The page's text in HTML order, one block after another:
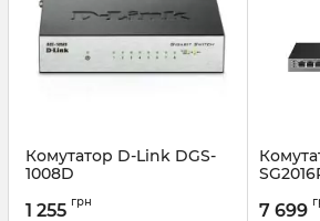
Комутатор D-Link DGS-
1008D
1 255 грн 7 699